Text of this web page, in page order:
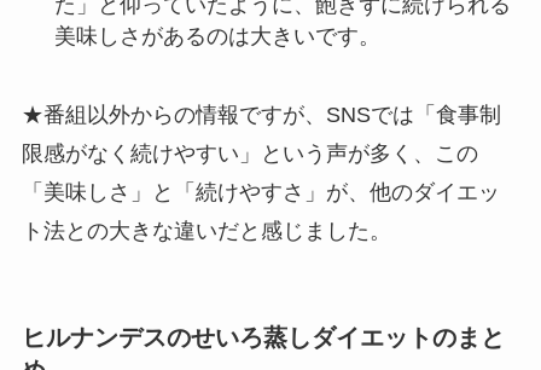
美味しさがあるのは大きいです。
★番組以外からの情報ですが、SNSでは「食事制
限感がなく続けやすい」という声が多く、この
「美味しさ」と「続けやすさ」が、他のダイエッ
ト法との大きな違いだと感じました。
ヒルナンデスのせいろ蒸しダイエットのまと